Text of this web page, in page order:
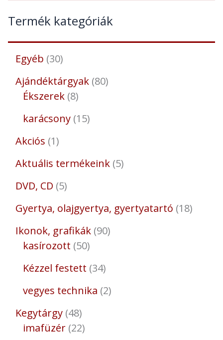
Termék kategóriák
Egyéb 30
Ajándéktárgyak 80
Ékszerek 8
karácsony 15
Akciós 1
Aktuális termékeink 5
DVD, CD 5
Gyertya, olajgyertya, gyertyatartó 18
Ikonok, grafikák 90
kasírozott 50
Kézzel festett 34
vegyes technika 2
Kegytárgy 48
imafüzér 22